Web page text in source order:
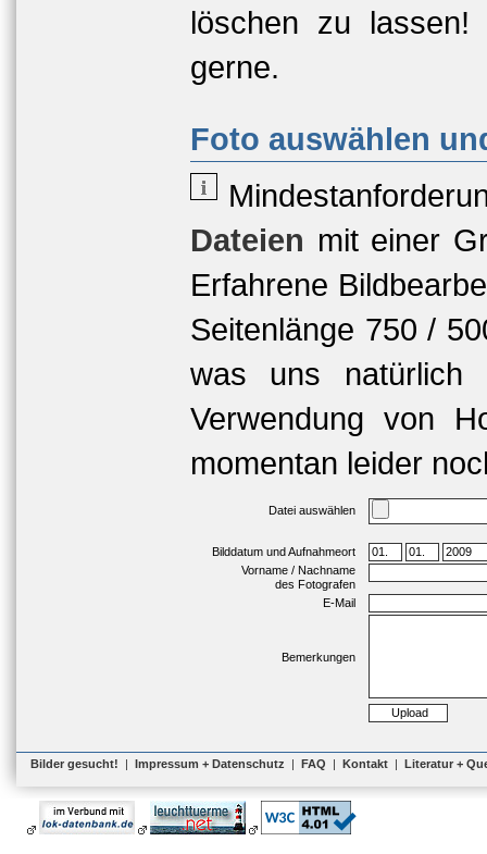
löschen zu lassen!
gerne.
Foto auswählen
Dateien mit einer
Erfahrene
Seitenlänge 750 /
was uns natürlich
Verwendung von
momentan leider
Datei auswählen
Bilddatum und Aufnahmeort
Vorname / Nachname
des Fotografen
E-Mail
Bemerkungen
Bilder gesucht! | Impressum + Datenschutz | FAQ | Kontakt | Literatur +